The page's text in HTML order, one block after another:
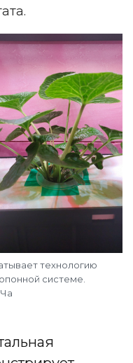
технологию
системе.